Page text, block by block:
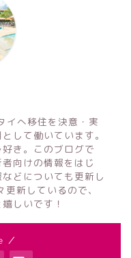
イへ移住を決意・実
して働いています。
き。このブログで
向けの情報をはじ
どについても更新し
新しているので、
しいです！
／